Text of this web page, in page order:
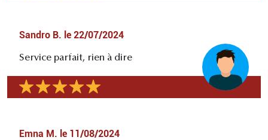
Sandro B. le 22/07/2024
Service parfait, rien à dire
Emna M. le 11/08/2024